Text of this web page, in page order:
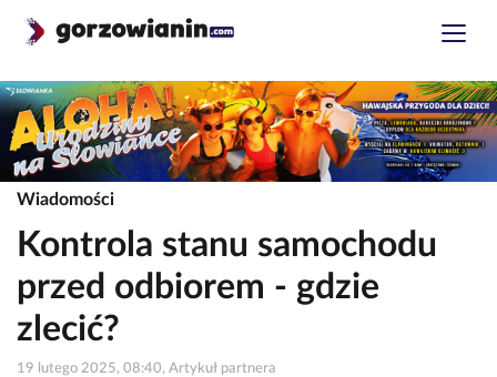
Wiadomości
Kontrola stanu samochodu
przed odbiorem - gdzie
zlecić?
19 lutego 2025, 08:40, Artykuł partnera